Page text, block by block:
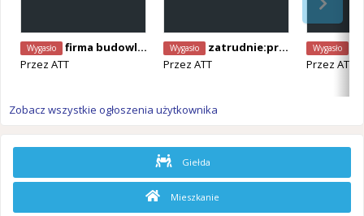
Wygasło
firma budowlano remontowa szuka pracownika
Przez ATT
Wygasło
zatrudnie:prace remontowe i montaz oien
Przez ATT
Wygasło
Przez ATT
Zobacz wszystkie ogłoszenia użytkownika
Giełda
Mieszkanie